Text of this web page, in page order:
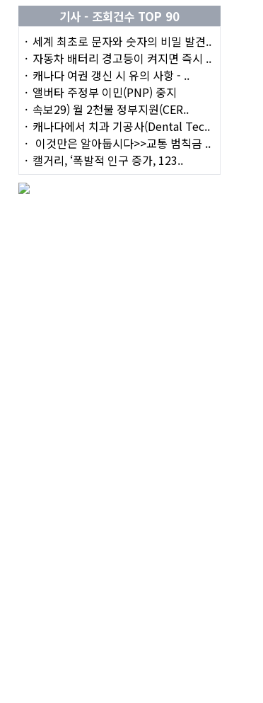
기사 - 조회건수 TOP 90
세계 최초로 문자와 숫자의 비밀 발견..
자동차 배터리 경고등이 켜지면 즉시 ..
캐나다 여권 갱신 시 유의 사항 - ..
앨버타 주정부 이민(PNP) 중지
속보29) 월 2천불 정부지원(CER..
캐나다에서 치과 기공사(Dental Tec..
이것만은 알아둡시다>>교통 범칙금 ..
캘거리, ‘폭발적 인구 증가, 123..